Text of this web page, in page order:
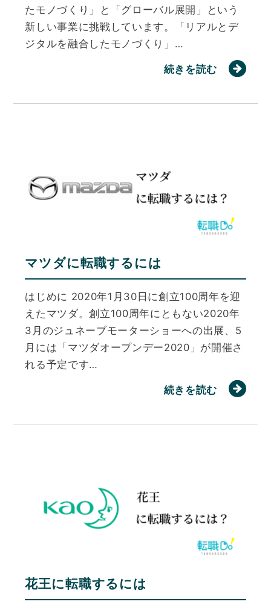
たモノづくり」と「グローバル展開」という
新しい事業に挑戦しています。「リアルとデ
ジタルを融合したモノづくり」…
続きを読む
マツダに転職するには
はじめに 2020年1月30日に創立100周年を迎
えたマツダ。創立100周年にともない2020年
3月のジュネーブモーターショーへの出展、5
月には「マツダオープンデー2020」が開催さ
れる予定です…
続きを読む
花王に転職するには